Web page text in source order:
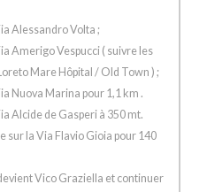
Alessandro Volta ;
Amerigo Vespucci ( suivre les
Mare Hôpital / Old Town ) ;
Nuova Marina pour 1,1 km .
Alcide de Gasperi à 350 mt.
sur la Via Flavio Gioia pour 140
Vico Graziella et continuer